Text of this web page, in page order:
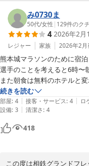
お部屋の清潔さや大きめ
つきましてご満足いただ
す。また、「また熊本を
ます」とのお言葉をいた
次回はぜひご朝食もお試し
待ちしております。今後と
まいりますので、何かご
ください。
またのお越しをスタッフ一
相鉄グランドフレッサ熊本
み0730ま
50代/女性 | 129件のク
4 2026年2月
レジャー 家族 2026年2月
熊本城マラソンのために宿泊
選手のことを考えると6時〜
また朝食は無料のホテルと
もう少しメニューが豊富だと
立地や清潔さ部屋の広さは
たら今度は朝食なしで宿泊し
続きを読む
部屋: 4 | 接客・サービス: 4 | ロ
設備: 3 | 清潔さ: 4
418
この度は相鉄グランドフ